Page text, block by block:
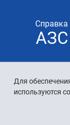
Для
используются
Справка
АЗС